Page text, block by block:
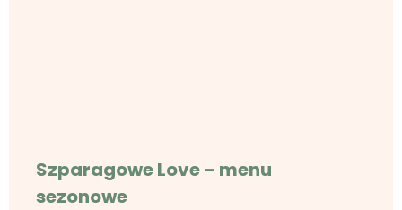
Szparagowe Love – menu
sezonowe